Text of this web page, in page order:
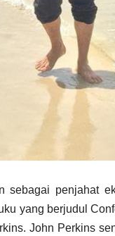
sebagai penjahat
yang berjudul
John Perkins